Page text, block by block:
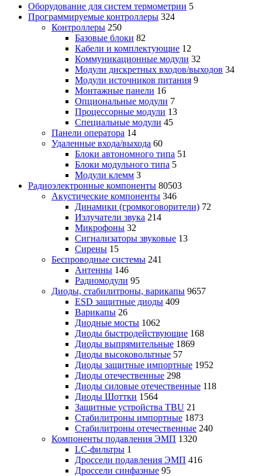
Оборудование для систем термометрии 5
Программируемые контроллеры 324
Контроллеры 250
Базовые блоки 82
Кабели и комплектующие 12
Коммуникационные модули 32
Модули дискретных входов/выходов 34
Модули источников питания 9
Монтажные панели 16
Опциональные модули 7
Процессорные модули 13
Специальные модули 45
Панели оператора 14
Удаленные входа/выхода 60
Блоки автономного типа 51
Блоки модульного типа 5
Модули клемм 3
Радиоэлектронные компоненты 80503
Акустические компоненты 346
Динамики (громкоговорители) 72
Излучатели звука 214
Микрофоны 32
Сигнализаторы звуковые 13
Сирены 15
Беспроводные системы 241
Антенны 146
Радиомодули 95
Диоды, стабилитроны, варикапы 9657
ESD защитные диоды 409
Варикапы 26
Диодные мосты 1062
Диоды быстродействующие 168
Диоды выпрямительные 1869
Диоды высоковольтные 57
Диоды защитные импортные 1952
Диоды отечественные 298
Диоды силовые отечественные 118
Диоды Шоттки 1564
Защитные устройства TBU 21
Стабилитроны импортные 1873
Стабилитроны отечественные 240
Компоненты подавления ЭМП 1320
LC-фильтры 1
Дроссели подавления ЭМП 416
Дроссели синфазные 95